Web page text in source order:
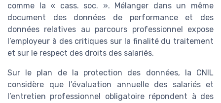
comme la « cass. soc. ». Mélanger dans un même
document des données de performance et des
données relatives au parcours professionnel expose
l’employeur à des critiques sur la finalité du traitement
et sur le respect des droits des salariés.
Sur le plan de la protection des données, la CNIL
considère que l’évaluation annuelle des salariés et
l’entretien professionnel obligatoire répondent à des